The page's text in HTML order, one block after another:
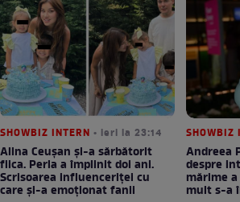
SHOWBIZ INTERN • ieri la 23:14
Alina Ceușan și-a sărbătorit
fiica. Perla a împlinit doi ani.
Scrisoarea influenceriței cu
care și-a emoționat fanii
SHOWBIZ
Andreea
despre
mărime
mult s-a